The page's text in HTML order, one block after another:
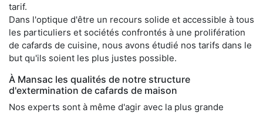
tarif.
Dans l'optique d'être un recours solide et accessible à tous
les particuliers et sociétés confrontés à une prolifération
de cafards de cuisine, nous avons étudié nos tarifs dans le
but qu'ils soient les plus justes possible.
À Mansac les qualités de notre structure
d'extermination de cafards de maison
Nos experts sont à même d'agir avec la plus grande